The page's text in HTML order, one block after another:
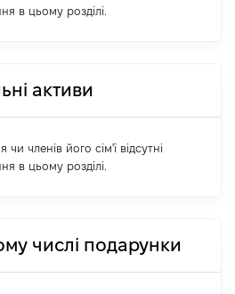
в цьому розділі.
активи
членів його сім'ї відсутні
в цьому розділі.
числі подарунки